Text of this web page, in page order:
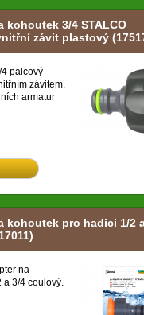
kohoutek 3/4 STALCO
závit plastový
palcový
závitem.
armatur
kohoutek pro hadici 1/2
na
a 3/4 coulový.